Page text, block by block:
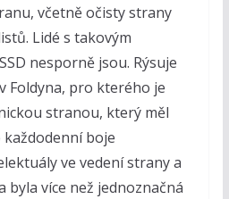
včetně očisty strany
Lidé s takovým
nesporně jsou. Rýsuje
Foldyna, pro kterého je
stranou, který měl
boje
ve vedení strany a
byla více než jednoznačná